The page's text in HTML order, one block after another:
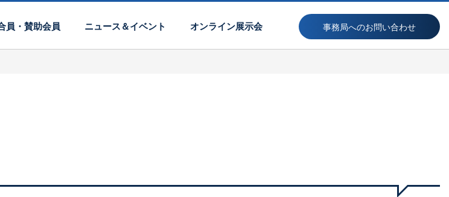
事務局へのお問い合わせ
員・賛助会員 ニュース＆イベント オンライン展示会